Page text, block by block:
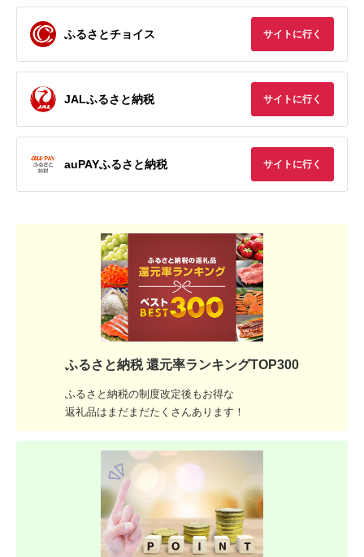
ふるさとチョイス サイトに行く
JALふるさと納税 サイトに行く
auPAYふるさと納税 サイトに行く
ふるさと納税 還元率ランキングTOP300
ふるさと納税の制度改定後もお得な
返礼品はまだまだたくさんあります！